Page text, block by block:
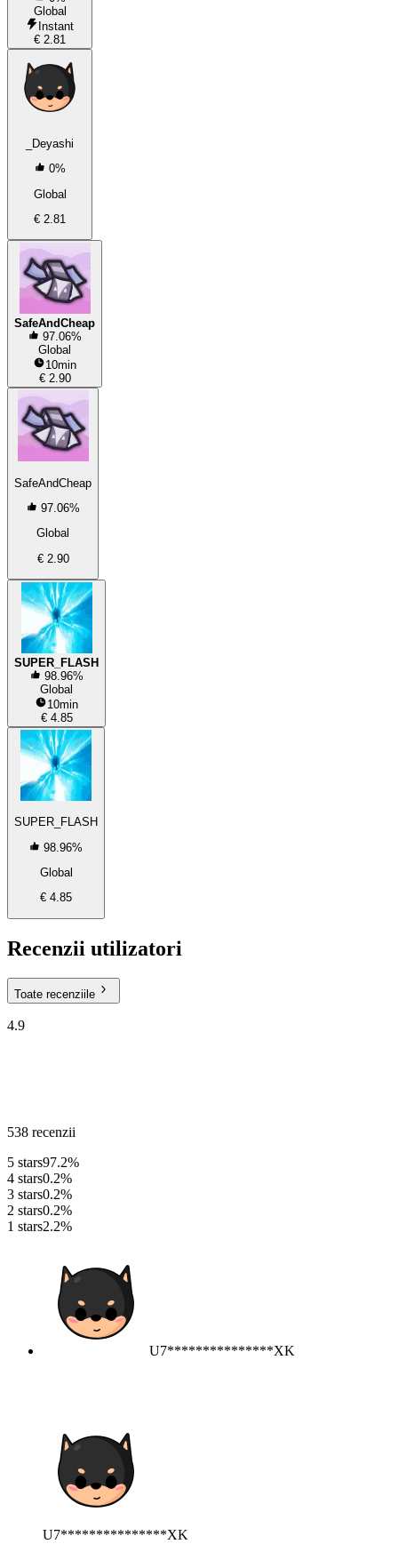
Global
Instant
€ 2.81
_Deyashi
0%
Global
€ 2.81
SafeAndCheap
97.06%
Global
10min
€ 2.90
SafeAndCheap
97.06%
Global
€ 2.90
SUPER_FLASH
98.96%
Global
10min
€ 4.85
SUPER_FLASH
98.96%
Global
€ 4.85
Recenzii utilizatori
Toate recenziile
4.9
538 recenzii
5 stars97.2%
4 stars0.2%
3 stars0.2%
2 stars0.2%
1 stars2.2%
U7***************XK
U7***************XK